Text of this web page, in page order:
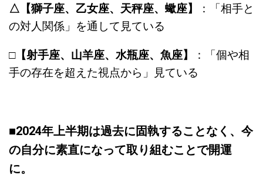
△【獅子座、乙女座、天秤座、蠍座】
：「相手と
の対人関係」を通して見ている
□【射手座、山羊座、水瓶座、魚座】
：「個や相
手の存在を超えた視点から」見ている
■2024年上半期は過去に固執することなく、今
の自分に素直になって取り組むことで開運
に。